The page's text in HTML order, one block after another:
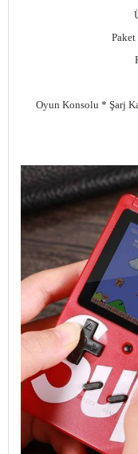
Oyun Konsolu * Şarj